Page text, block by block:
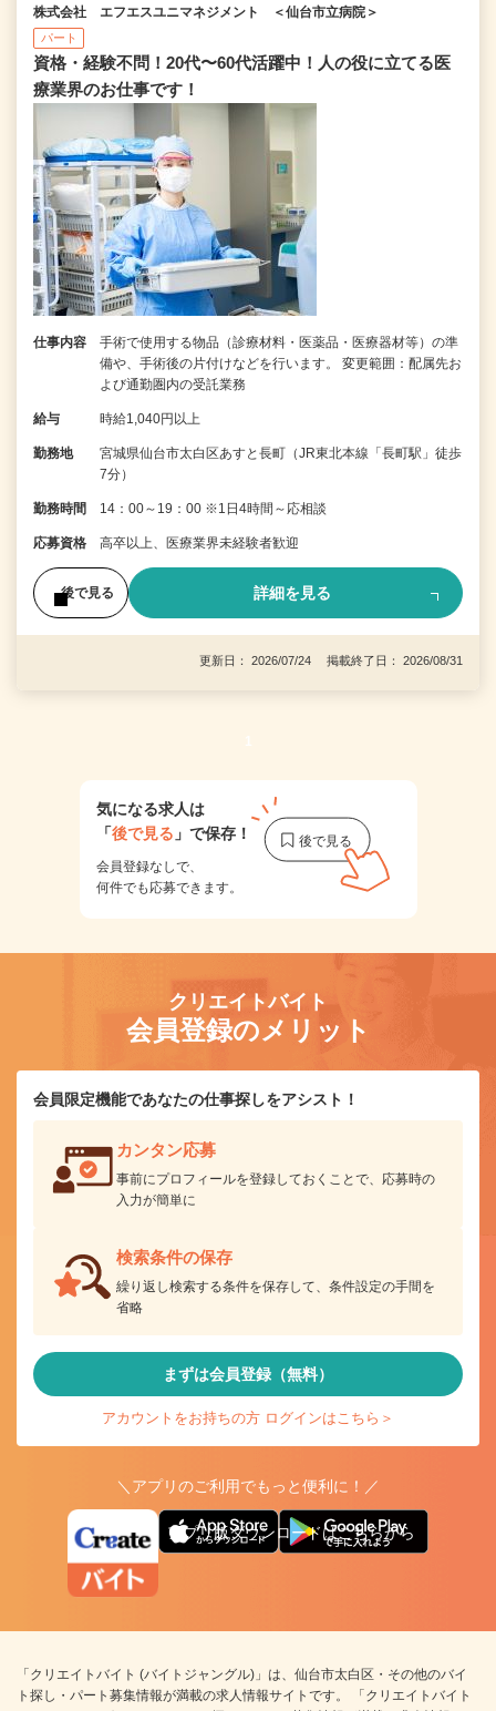
株式会社 エフエスユニマネジメント ＜仙台市立病院＞
パート
資格・経験不問！20代〜60代活躍中！人の役に立てる医
療業界のお仕事です！
仕事内容
手術で使用する物品（診療材料・医薬品・医療器材等）の準
備や、手術後の片付けなどを行います。 変更範囲：配属先お
よび通勤圏内の受託業務
給与 時給1,040円以上
勤務地
宮城県仙台市太白区あすと長町（JR東北本線「長町駅」徒歩
7分）
勤務時間 14：00～19：00 ※1日4時間～応相談
応募資格 高卒以上、医療業界未経験者歓迎
後で見る 詳細を見る
更新日： 2026/07/24 掲載終了日： 2026/08/31
1
気になる求人は
「後で見る 」で保存！
会員登録なしで、
何件でも応募できます。
クリエイトバイト
会員登録のメリット
会員限定機能であなたの仕事探しをアシスト！
カンタン応募
事前にプロフィールを登録しておくことで、応募時の
入力が簡単に
検索条件の保存
繰り返し検索する条件を保存して、条件設定の手間を
省略
まずは会員登録（無料）
アカウントをお持ちの方 ログインはこちら＞
＼アプリのご利用でもっと便利に！／
アプリ版ダウンロードはこちらから
「クリエイトバイト (バイトジャングル)」は、仙台市太白区・その他のバイ
ト探し・パート募集情報が満載の求人情報サイトです。 「クリエイトバイト